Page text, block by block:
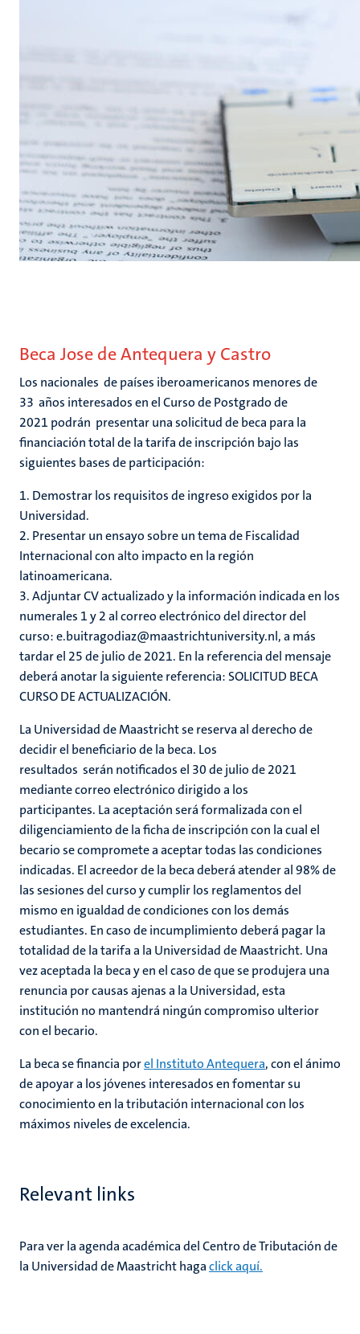
Beca Jose de Antequera y Castro
Los nacionales de países iberoamericanos menores de
33 años interesados en el Curso de Postgrado de
2021 podrán presentar una solicitud de beca para la
financiación total de la tarifa de inscripción bajo las
siguientes bases de participación:
1. Demostrar los requisitos de ingreso exigidos por la
Universidad.
2. Presentar un ensayo sobre un tema de Fiscalidad
Internacional con alto impacto en la región
latinoamericana.
3. Adjuntar CV actualizado y la información indicada en los
numerales 1 y 2 al correo electrónico del director del
curso: e.buitragodiaz@maastrichtuniversity.nl, a más
tardar el 25 de julio de 2021. En la referencia del mensaje
deberá anotar la siguiente referencia: SOLICITUD BECA
CURSO DE ACTUALIZACIÓN.
La Universidad de Maastricht se reserva al derecho de
decidir el beneficiario de la beca. Los
resultados serán notificados el 30 de julio de 2021
mediante correo electrónico dirigido a los
participantes. La aceptación será formalizada con el
diligenciamiento de la ficha de inscripción con la cual el
becario se compromete a aceptar todas las condiciones
indicadas. El acreedor de la beca deberá atender al 98% de
las sesiones del curso y cumplir los reglamentos del
mismo en igualdad de condiciones con los demás
estudiantes. En caso de incumplimiento deberá pagar la
totalidad de la tarifa a la Universidad de Maastricht. Una
vez aceptada la beca y en el caso de que se produjera una
renuncia por causas ajenas a la Universidad, esta
institución no mantendrá ningún compromiso ulterior
con el becario.
La beca se financia porel Instituto Antequera, con el ánimo
de apoyar a los jóvenes interesados en fomentar su
conocimiento en la tributación internacional con los
máximos niveles de excelencia.
Relevant links
Para ver la agenda académica del Centro de Tributación de
la Universidad de Maastricht hagaclick aquí.